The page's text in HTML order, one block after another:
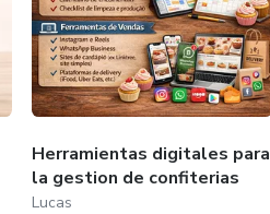
Herramientas digitales para
la gestion de confiterias
Lucas